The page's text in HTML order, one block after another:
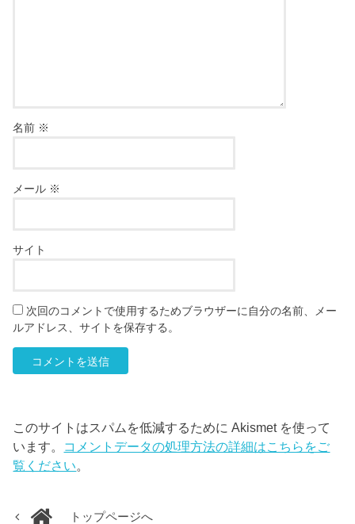
名前 ※
メール ※
サイト
次回のコメントで使用するためブラウザーに自分の名前、メー
ルアドレス、サイトを保存する。
このサイトはスパムを低減するために Akismet を使って
います。 コメントデータの処理方法の詳細はこちらをご
覧ください。
トップページへ